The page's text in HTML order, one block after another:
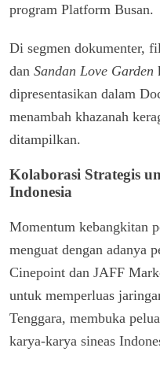
program Platform Busan.
Di segmen dokumenter,
dan Sandan Love Garden
dipresentasikan dalam
menambah khazanah
ditampilkan.
Kolaborasi Strategis
Indonesia
Momentum kebangkitan
menguat dengan adanya
Cinepoint dan JAFF
untuk memperluas
Tenggara, membuka
karya-karya sineas